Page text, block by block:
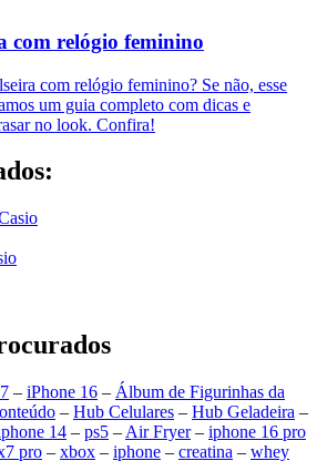
com relógio feminino
com relógio feminino? Se não, esse
um guia completo com dicas e
no look. Confira!
– iPhone 16 – Álbum de Figurinhas da
– Hub Celulares – Hub Geladeira –
14 – ps5 – Air Fryer– iphone 16 pro
pro – xbox – iphone – creatina – whey